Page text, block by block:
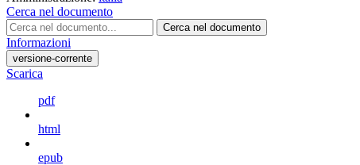
Cerca nel documento
Cerca nel documento
Informazioni
versione-corrente
Scarica
pdf
html
epub